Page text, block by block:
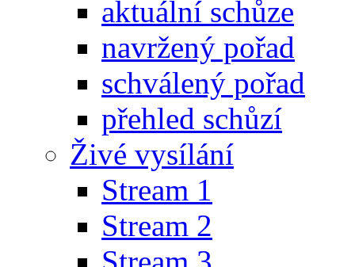
aktuální schůze
navržený pořad
schválený pořad
přehled schůzí
Živé vysílání
Stream 1
Stream 2